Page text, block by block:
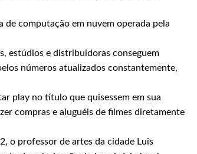
computação em nuvem operada pela
estúdios e distribuidoras conseguem
números atualizados constantemente,
play no título que quisessem em sua
compras e aluguéis de filmes diretamente
o professor de artes da cidade Luis